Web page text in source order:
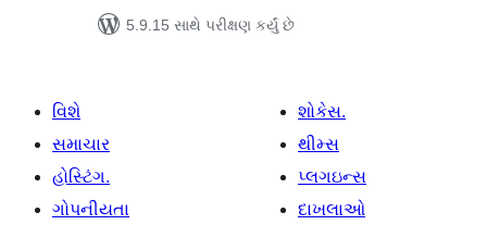
5.9.15 સાથે પરીક્ષણ કર્યું છે
વિશે
સમાચાર
હોસ્ટિંગ.
ગોપનીયતા
શોકેસ.
થીમ્સ
પ્લગઇન્સ
દાખલાઓ